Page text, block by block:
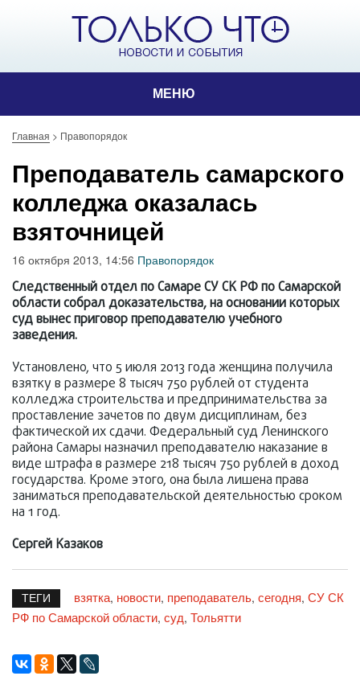
МЕНЮ
Главная > Правопорядок
Преподаватель самарского
колледжа оказалась
взяточницей
16 октября 2013, 14:56 Правопорядок
Следственный отдел по Самаре СУ СК РФ по Самарской
области собрал доказательства, на основании которых
суд вынес приговор преподавателю учебного
заведения.
Установлено, что 5 июля 2013 года женщина получила
взятку в размере 8 тысяч 750 рублей от студента
колледжа строительства и предпринимательства за
проставление зачетов по двум дисциплинам, без
фактической их сдачи. Федеральный суд Ленинского
района Самары назначил преподавателю наказание в
виде штрафа в размере 218 тысяч 750 рублей в доход
государства. Кроме этого, она была лишена права
заниматься преподавательской деятельностью сроком
на 1 год.
Сергей Казаков
ТЕГИ взятка, новости, преподаватель, сегодня, СУ СК
РФ по Самарской области, суд, Тольятти